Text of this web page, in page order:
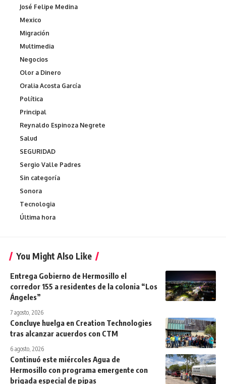
José Felipe Medina
Mexico
Migración
Multimedia
Negocios
Olor a Dinero
Oralia Acosta García
Política
Principal
Reynaldo Espinoza Negrete
Salud
SEGURIDAD
Sergio Valle Padres
Sin categoría
Sonora
Tecnologia
Última hora
You Might Also Like
Entrega Gobierno de Hermosillo el
corredor 155 a residentes de la colonia “Los
Ángeles”
7 agosto, 2026
Concluye huelga en Creation Technologies
tras alcanzar acuerdos con CTM
6 agosto, 2026
Continuó este miércoles Agua de
Hermosillo con programa emergente con
brigada especial de pipas